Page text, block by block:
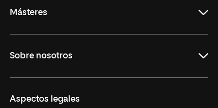
Másteres
Derecho
Empresa
Sobre nosotros
Nuestro Equipo
Aspectos legales